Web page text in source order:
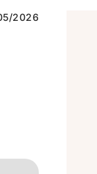
2026